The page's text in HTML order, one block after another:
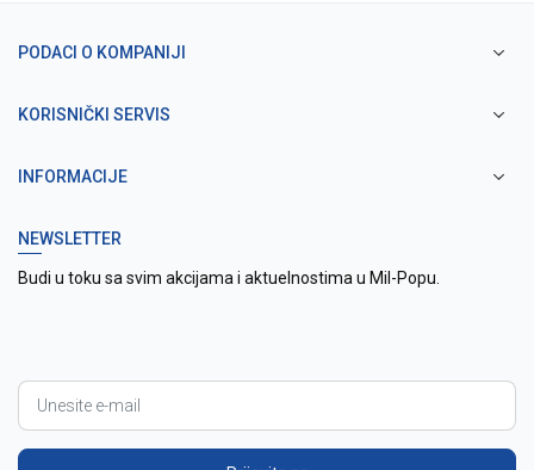
PODACI O KOMPANIJI
KORISNIČKI SERVIS
INFORMACIJE
NEWSLETTER
Budi u toku sa svim akcijama i aktuelnostima u Mil-Popu.